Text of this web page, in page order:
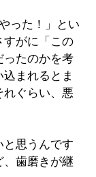
った！」とい
すがに「この
ったのかを考
まれるとま
ぐらい、悪
思うんです
、歯磨きが継